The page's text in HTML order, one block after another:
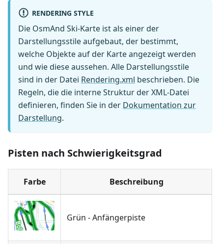
RENDERING STYLE
Die OsmAnd Ski-Karte ist als einer der
Darstellungsstile aufgebaut, der bestimmt,
welche Objekte auf der Karte angezeigt werden
und wie diese aussehen. Alle Darstellungsstile
sind in der Datei Rendering.xml beschrieben. Die
Regeln, die die interne Struktur der XML-Datei
definieren, finden Sie in der Dokumentation zur
Darstellung.
Pisten nach Schwierigkeitsgrad
Farbe Beschreibung
Grün - Anfängerpiste